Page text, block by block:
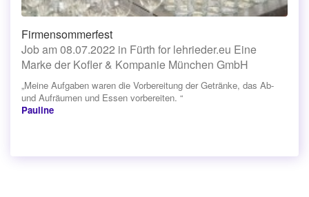
Firmensommerfest
Job am 08.07.2022 in Fürth for lehrieder.eu Eine
Marke der Kofler & Kompanie München GmbH
„Meine Aufgaben waren die Vorbereitung der Getränke, das Ab-
und Aufräumen und Essen vorbereiten. “
Pauline